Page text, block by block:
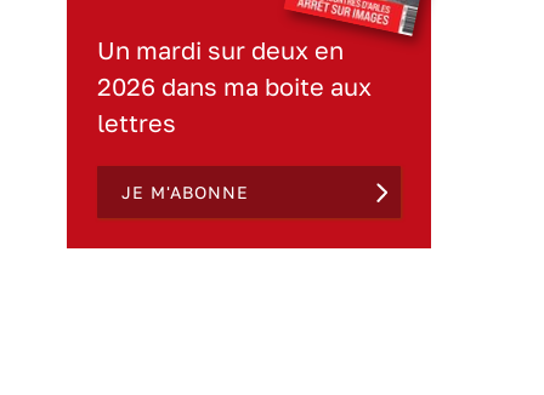
Un mardi sur deux en
2026 dans ma boite aux
lettres
JE M'ABONNE